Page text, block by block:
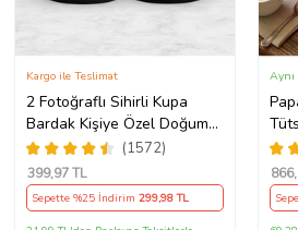
2 Fotoğraflı Sihirli Kupa
Bardak Kişiye Özel Doğum
Günü Hediyesi Sevgiliye
Hediye Anneye Babaya
Ablaya Abiye Kız Erkek
Kardeşe Arkadaşa Resimli
(1572)
Kargo ile Teslimat
399,97 TL
Sepette %25 İndirim 299,98 TL
&
866